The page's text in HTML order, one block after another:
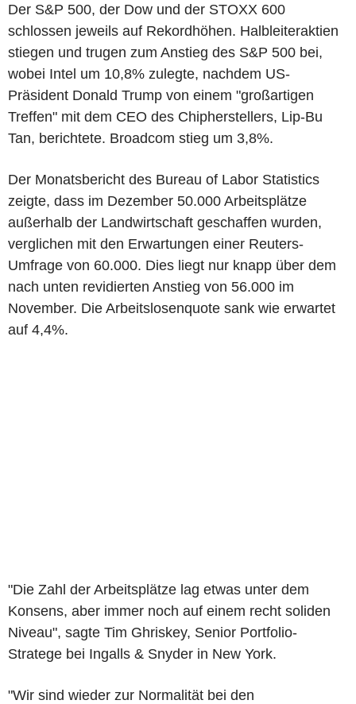
Der S&P 500, der Dow und der STOXX 600
schlossen jeweils auf Rekordhöhen. Halbleiteraktien
stiegen und trugen zum Anstieg des S&P 500 bei,
wobei Intel um 10,8% zulegte, nachdem US-
Präsident Donald Trump von einem "großartigen
Treffen" mit dem CEO des Chipherstellers, Lip-Bu
Tan, berichtete. Broadcom stieg um 3,8%.
Der Monatsbericht des Bureau of Labor Statistics
zeigte, dass im Dezember 50.000 Arbeitsplätze
außerhalb der Landwirtschaft geschaffen wurden,
verglichen mit den Erwartungen einer Reuters-
Umfrage von 60.000. Dies liegt nur knapp über dem
nach unten revidierten Anstieg von 56.000 im
November. Die Arbeitslosenquote sank wie erwartet
auf 4,4%.
"Die Zahl der Arbeitsplätze lag etwas unter dem
Konsens, aber immer noch auf einem recht soliden
Niveau", sagte Tim Ghriskey, Senior Portfolio-
Stratege bei Ingalls & Snyder in New York.
"Wir sind wieder zur Normalität bei den